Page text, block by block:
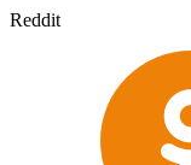
Reddit